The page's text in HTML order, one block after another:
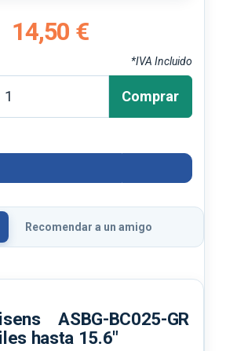
14,50 €
*IVA Incluido
Comprar
Recomendar a un amigo
ASBG-BC025-GR
hasta 15.6"